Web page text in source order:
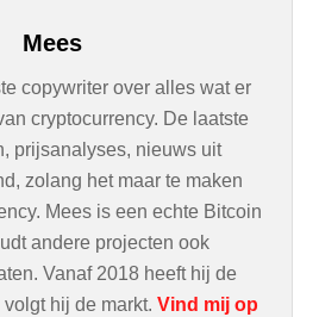
Mees
copywriter over alles wat er
cryptocurrency. De laatste
prijsanalyses, nieuws uit
zolang het maar te maken
Mees is een echte Bitcoin
andere projecten ook
Vanaf 2018 heeft hij de
volgt hij de markt.Vind mij op